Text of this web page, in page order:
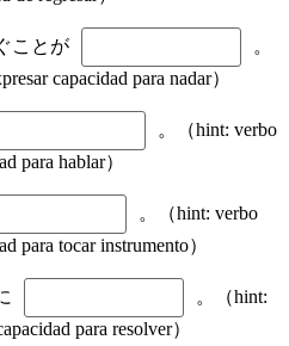
ことが
。
capacidad para nadar）
。（hint: verbo
para hablar）
。（hint: verbo
para tocar instrumento）
。（hint:
para resolver）